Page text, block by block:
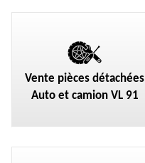
Vente pièces détachées
Auto et camion VL 91